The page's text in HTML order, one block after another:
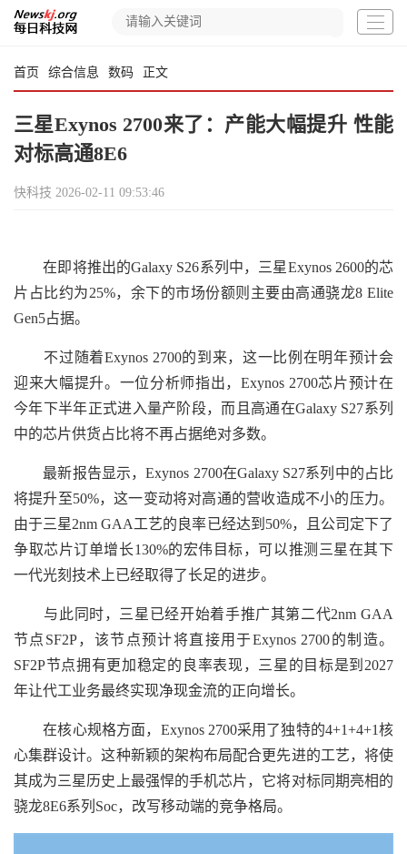
首页 综合信息 数码 正文
三星Exynos 2700来了：产能大幅提升 性能
对标高通8E6
快科技 2026-02-11 09:53:46
在即将推出的Galaxy S26系列中，三星Exynos 2600的芯
片占比约为25%，余下的市场份额则主要由高通骁龙8 Elite
Gen5占据。
不过随着Exynos 2700的到来，这一比例在明年预计会
迎来大幅提升。一位分析师指出，Exynos 2700芯片预计在
今年下半年正式进入量产阶段，而且高通在Galaxy S27系列
中的芯片供货占比将不再占据绝对多数。
最新报告显示，Exynos 2700在Galaxy S27系列中的占比
将提升至50%，这一变动将对高通的营收造成不小的压力。
由于三星2nm GAA工艺的良率已经达到50%，且公司定下了
争取芯片订单增长130%的宏伟目标，可以推测三星在其下
一代光刻技术上已经取得了长足的进步。
与此同时，三星已经开始着手推广其第二代2nm GAA
节点SF2P，该节点预计将直接用于Exynos 2700的制造。
SF2P节点拥有更加稳定的良率表现，三星的目标是到2027
年让代工业务最终实现净现金流的正向增长。
在核心规格方面，Exynos 2700采用了独特的4+1+4+1核
心集群设计。这种新颖的架构布局配合更先进的工艺，将使
其成为三星历史上最强悍的手机芯片，它将对标同期亮相的
骁龙8E6系列Soc，改写移动端的竞争格局。